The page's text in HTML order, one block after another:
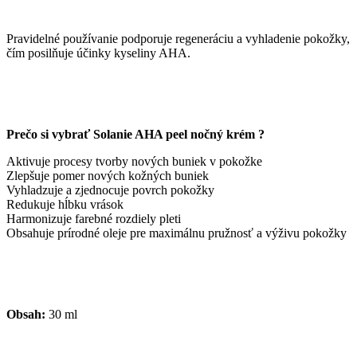
Pravidelné používanie podporuje regeneráciu a vyhladenie pokožky,
čím posilňuje účinky kyseliny AHA.
Prečo si vybrať Solanie AHA peel nočný krém ?
Aktivuje procesy tvorby nových buniek v pokožke
Zlepšuje pomer nových kožných buniek
Vyhladzuje a zjednocuje povrch pokožky
Redukuje hĺbku vrások
Harmonizuje farebné rozdiely pleti
Obsahuje prírodné oleje pre maximálnu pružnosť a výživu pokožky
Obsah: 30 ml